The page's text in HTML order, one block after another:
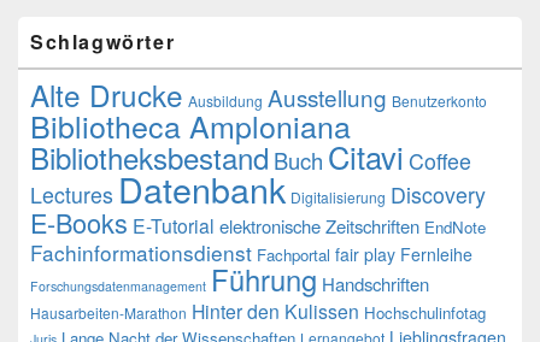
Schlagwörter
Alte Drucke Ausbildung Ausstellung Benutzerkonto
Bibliotheca Amploniana
Bibliotheksbestand Buch Citavi Coffee
Lectures Datenbank Digitalisierung Discovery
E-Books E-Tutorial elektronische Zeitschriften EndNote
Fachinformationsdienst Fachportal fair play Fernleihe
Forschungsdatenmanagement Führung Handschriften
Hausarbeiten-Marathon Hinter den Kulissen Hochschulinfotag